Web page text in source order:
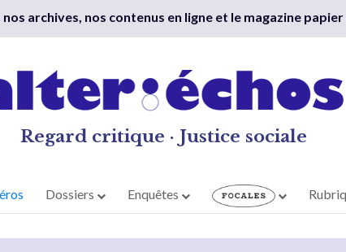
archives, nos contenus en ligne et le magazine papier
Regard critique · Justice sociale
Dossiers Enquêtes